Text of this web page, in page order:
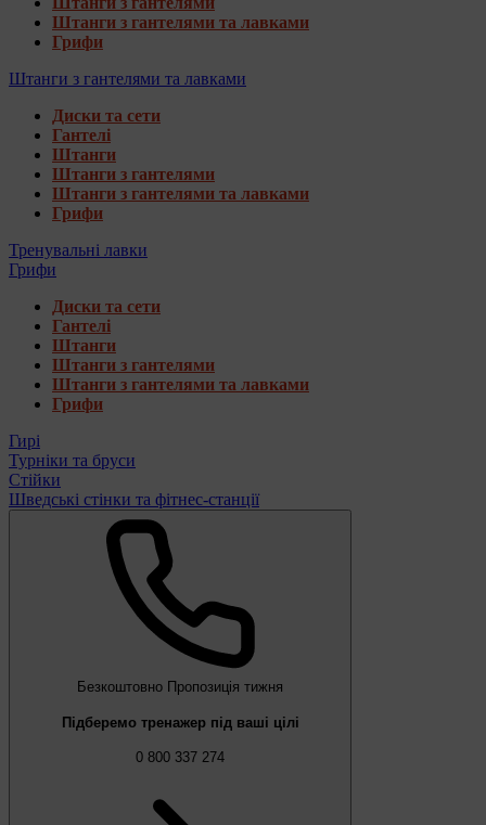
Штанги з гантелями та лавками
Грифи
Штанги з гантелями та лавками
Диски та сети
Гантелі
Штанги
Штанги з гантелями
Штанги з гантелями та лавками
Грифи
Тренувальні лавки
Грифи
Диски та сети
Гантелі
Штанги
Штанги з гантелями
Штанги з гантелями та лавками
Грифи
Гирі
Турніки та бруси
Стійки
Шведські стінки та фітнес-станції
Безкоштовно Пропозиція тижня
Підберемо тренажер під ваші цілі
0 800 337 274